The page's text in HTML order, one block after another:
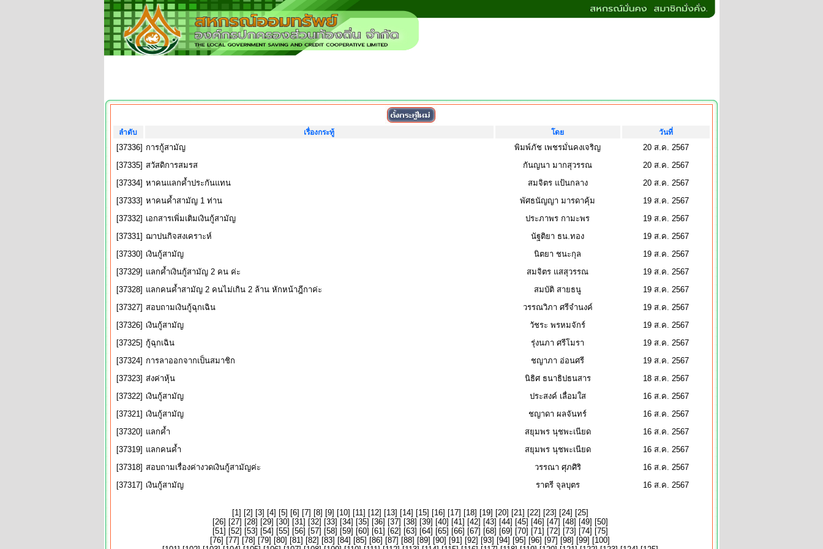
ลำดับ เรื่องกระทู้ โดย วันที่
[37336] การกู้สามัญ พิมพ์ภัช เพชรมั่นคงเจริญ
20 ส.ค. 2567
[37335] สวัสดิการสมรส กันญนา มากสุวรรณ
20 ส.ค. 2567
[37334] หาคนแลกค้ำประกันแทน สมจิตร แป้นกลาง
20 ส.ค. 2567
[37333] หาคนค้ำสามัญ 1 ท่าน พัศธนัญญา มารดาคุ้ม
19 ส.ค. 2567
[37332] เอกสารเพิ่มเติมเงินกู้สามัญ ประภาพร กามะพร
19 ส.ค. 2567
[37331] ฌาปนกิจสงเคราะห์ นัฐติยา ธน.ทอง
19 ส.ค. 2567
[37330] เงินกู้สามัญ นิตยา ชนะกุล
19 ส.ค. 2567
[37329] แลกค้ำเงินกู้สามัญ 2 คน ค่ะ สมจิตร แสสุวรรณ
19 ส.ค. 2567
[37328] แลกคนค้ำสามัญ 2 คนไม่เกิน 2 ล้าน หักหน้าฎีกาค่ะ สมบัติ สายธนู
19 ส.ค. 2567
[37327] สอบถามเงินกู้ฉุกเฉิน วรรณวิภา ศรีจำนงค์
19 ส.ค. 2567
[37326] เงินกู้สามัญ วัชระ พรหมจักร์
19 ส.ค. 2567
[37325] กู้ฉุกเฉิน รุ่งนภา ศรีโมรา
19 ส.ค. 2567
[37324] การลาออกจากเป็นสมาชิก ชญาภา อ่อนศรี
19 ส.ค. 2567
[37323] ส่งค่าหุ้น นิธิศ ธนาธิปธนสาร
18 ส.ค. 2567
[37322] เงินกู้สามัญ ประสงค์ เลื่อมใส
16 ส.ค. 2567
[37321] เงินกู้สามัญ ชญาดา ผลจันทร์
16 ส.ค. 2567
[37320] แลกค้ำ สยุมพร นุชพะเนียด
16 ส.ค. 2567
[37319] แลกคนค้ำ สยุมพร นุชพะเนียด
16 ส.ค. 2567
[37318] สอบถามเรื่องค่างวดเงินกู้สามัญค่ะ วรรณา ศุภศิริ
16 ส.ค. 2567
[37317] เงินกู้สามัญ ราตรี จุลบุตร 16 ส.ค. 2567
[1] [2] [3] [4] [5] [6] [7] [8] [9] [10] [11] [12] [13] [14] [15] [16] [17] [18] [19] [20] [21] [22] [23] [24] [25]
[26] [27] [28] [29] [30] [31] [32] [33] [34] [35] [36] [37] [38] [39] [40] [41] [42] [43] [44] [45] [46] [47] [48] [49] [50]
[51] [52] [53] [54] [55] [56] [57] [58] [59] [60] [61] [62] [63] [64] [65] [66] [67] [68] [69] [70] [71] [72] [73] [74] [75]
[76] [77] [78] [79] [80] [81] [82] [83] [84] [85] [86] [87] [88] [89] [90] [91] [92] [93] [94] [95] [96] [97] [98] [99] [100]